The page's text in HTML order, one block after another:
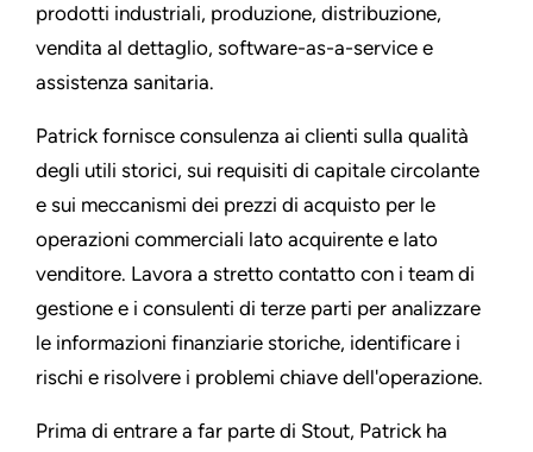
prodotti industriali, produzione, distribuzione,
vendita al dettaglio, software-as-a-service e
assistenza sanitaria.
Patrick fornisce consulenza ai clienti sulla qualità
degli utili storici, sui requisiti di capitale circolante
e sui meccanismi dei prezzi di acquisto per le
operazioni commerciali lato acquirente e lato
venditore. Lavora a stretto contatto con i team di
gestione e i consulenti di terze parti per analizzare
le informazioni finanziarie storiche, identificare i
rischi e risolvere i problemi chiave dell'operazione.
Prima di entrare a far parte di Stout, Patrick ha